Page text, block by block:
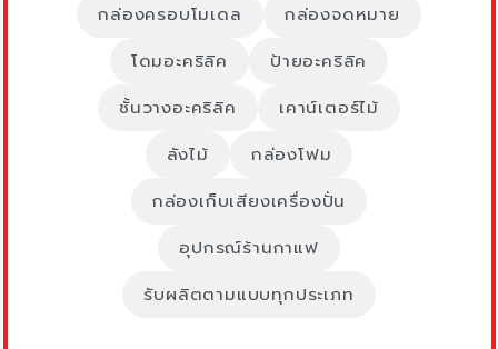
กล่องครอบโมเดล
กล่องจดหมาย
โดมอะคริลิค
ป้ายอะคริลิค
ชั้นวางอะคริลิค
เคาน์เตอร์ไม้
ลังไม้
กล่องโฟม
กล่องเก็บเสียงเครื่องปั่น
อุปกรณ์ร้านกาแฟ
รับผลิตตามแบบทุกประเภท